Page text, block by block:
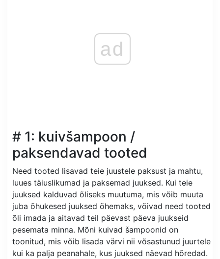
ad
# 1: kuivšampoon /
paksendavad tooted
Need tooted lisavad teie juustele paksust ja mahtu,
luues täiuslikumad ja paksemad juuksed. Kui teie
juuksed kalduvad õliseks muutuma, mis võib muuta
juba õhukesed juuksed õhemaks, võivad need tooted
õli imada ja aitavad teil päevast päeva juukseid
pesemata minna. Mõni kuivad šampoonid on
toonitud, mis võib lisada värvi nii võsastunud juurtele
kui ka palja peanahale, kus juuksed näevad hõredad.